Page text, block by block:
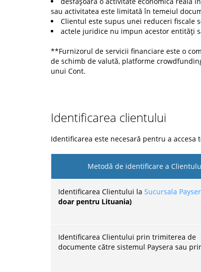
sau activitatea este limitată în temeiul
Clientul este supus unei reduceri fiscale
actele juridice nu impun acestor entități
**Furnizorul de servicii financiare este o
de schimb de valută, platforme
unui Cont.
Identificarea clientului
Identificarea este necesară pentru a
Metodă de identificare a
Identificarea Clientului la Sucursala
doar pentru Lituania)
Identificarea Clientului prin trimiterea de
documente către sistemul Paysera sau